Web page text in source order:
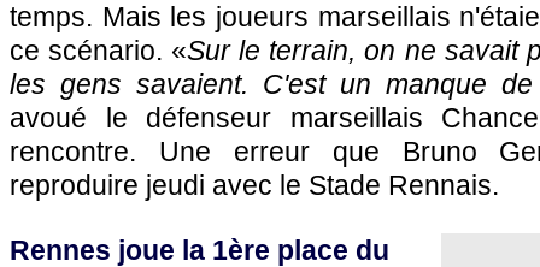
temps. Mais les joueurs marseillais
ce scénario. «Sur le terrain, on ne savait
les gens savaient. C'est un manque de
avoué le défenseur marseillais
rencontre. Une erreur que Bruno
reproduire jeudi avec le Stade Rennais.
Rennes joue la 1ère place du